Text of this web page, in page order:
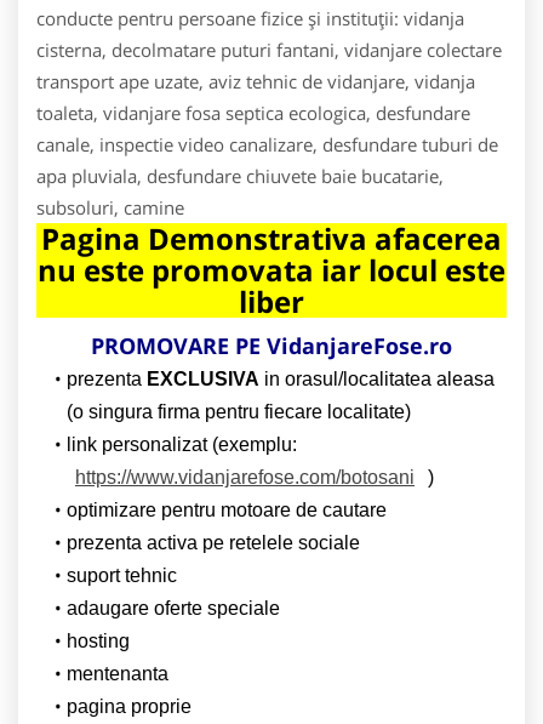
conducte pentru persoane fizice și instituții: vidanja
cisterna, decolmatare puturi fantani, vidanjare colectare
transport ape uzate, aviz tehnic de vidanjare, vidanja
toaleta, vidanjare fosa septica ecologica, desfundare
canale, inspectie video canalizare, desfundare tuburi de
apa pluviala, desfundare chiuvete baie bucatarie,
subsoluri, camine
Pagina Demonstrativa afacerea
nu este promovata iar locul este
liber
PROMOVARE PE VidanjareFose.ro
prezenta EXCLUSIVA in orasul/localitatea aleasa
(o singura firma pentru fiecare localitate)
link personalizat (exemplu:
https://www.vidanjarefose.com/botosani
)
optimizare pentru motoare de cautare
prezenta activa pe retelele sociale
suport tehnic
adaugare oferte speciale
hosting
mentenanta
pagina proprie